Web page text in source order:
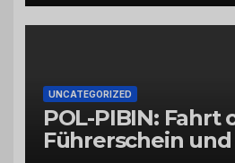
UNCATEGORIZED
POL-PIBIN: Fahrt
Führerschein